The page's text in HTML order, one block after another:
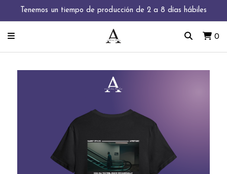
Tenemos un tiempo de producción de 2 a 8 días hábiles
0